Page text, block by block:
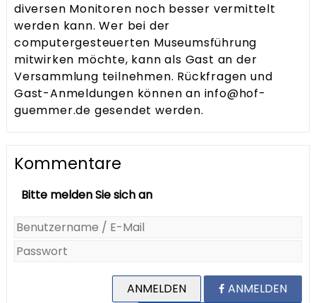
diversen Monitoren noch besser vermittelt
werden kann. Wer bei der
computergesteuerten Museumsführung
mitwirken möchte, kann als Gast an der
Versammlung teilnehmen. Rückfragen und
Gast-Anmeldungen können an info@hof-
guemmer.de gesendet werden.
Kommentare
Bitte melden Sie sich an
ANMELDEN
ANMELDEN